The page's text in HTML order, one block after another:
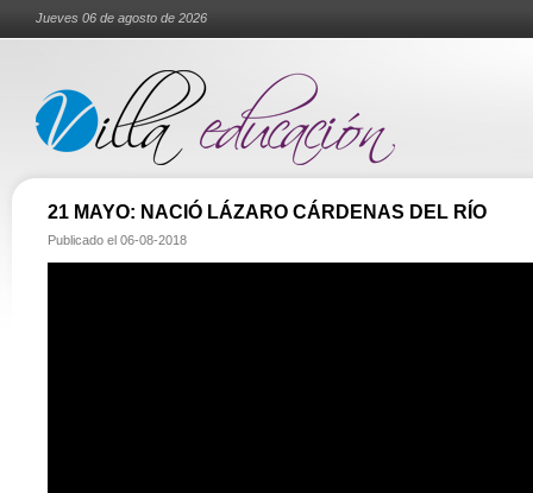
Jueves 06 de agosto de 2026
21 MAYO: NACIÓ LÁZARO CÁRDENAS DEL RÍO
Publicado el 06-08-2018